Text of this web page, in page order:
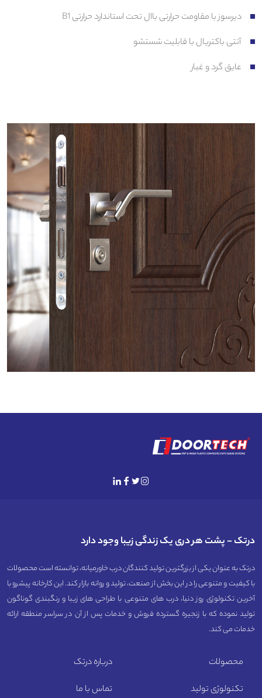
دیرسوز با مقاومت حرارتی باال تحت استاندارد حرارتی B1
آنتی باکتریال با قابلیت شستشو
عایق گرد و غبار
محصولات
تکنولوژی تولید
درباره درتک
تماس با ما
درتک - پشت هر دری یک زندگی زیبا وجود دارد
درتک به عنوان یکی از بزرگترین تولید کنندگان درب خاورمیانه، توانسته است محصولات
با کیفیت و متنوعی را در این بخش از صنعت، تولید و روانه بازار کند. این کارخانه پیشرو با
آخرین تکنولوژی روز دنیا، درب های متنوعی با طراحی های زیبا و رنگبندی گوناگون
تولید نموده که با زنجیره گسترده فروش و خدمات پس از آن در سراسر منطقه ارائه
خدمات می کند.